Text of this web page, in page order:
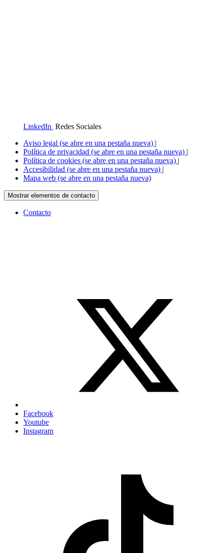
LinkedIn Redes Sociales
Aviso legal (se abre en una pestaña nueva) |
Política de privacidad (se abre en una pestaña nueva) |
Política de cookies (se abre en una pestaña nueva) |
Accesibilidad (se abre en una pestaña nueva) |
Mapa web (se abre en una pestaña nueva)
Mostrar elementos de contacto
Contacto
Facebook
Youtube
Instagram